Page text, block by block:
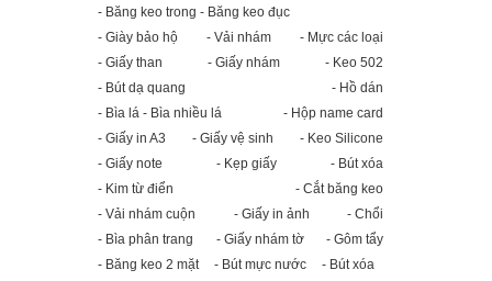
- Băng keo trong - Băng keo đục
- Giày bảo hộ
- Vải nhám
- Mực các loại
- Giấy than
- Giấy nhám
- Keo 502
- Bút dạ quang
- Hồ dán
- Bìa lá - Bìa nhiều lá
- Hộp name card
- Giấy in A3
- Giấy vệ sinh
- Keo Silicone
- Giấy note
- Kẹp giấy
- Bút xóa
- Kim từ điển
- Cắt băng keo
- Vải nhám cuộn
- Giấy in ảnh
- Chổi
- Bìa phân trang
- Giấy nhám tờ
- Gôm tẩy
- Băng keo 2 mặt
- Bút mực nước - Bút xóa